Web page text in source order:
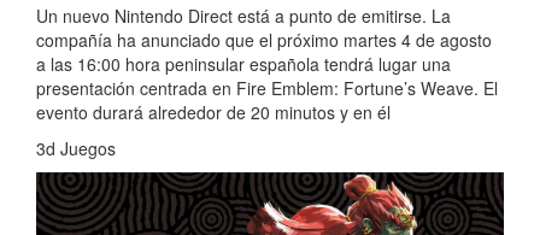
Un nuevo Nintendo Direct está a punto de emitirse. La
compañía ha anunciado que el próximo martes 4 de agosto
a las 16:00 hora peninsular española tendrá lugar una
presentación centrada en Fire Emblem: Fortune’s Weave. El
evento durará alrededor de 20 minutos y en él
3d Juegos